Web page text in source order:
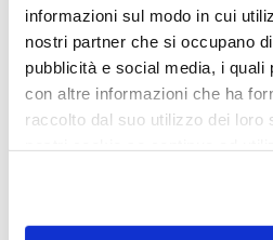
informazioni sul modo in cui
nostri partner che si occupano
pubblicità e social media, i quali
con altre informazioni che ha
raccolto dal suo utilizzo dei loro
Showing the single result